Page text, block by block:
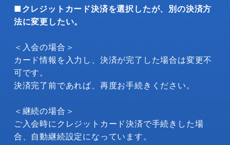
■クレジットカード決済を選択したが、別の決済方
法に変更したい。
＜入会の場合＞
カード情報を入力し、決済が完了した場合は変更不
可です。
決済完了前であれば、再度お手続きください。
＜継続の場合＞
ご入会時にクレジットカード決済で手続きした場
合、自動継続設定になっています。